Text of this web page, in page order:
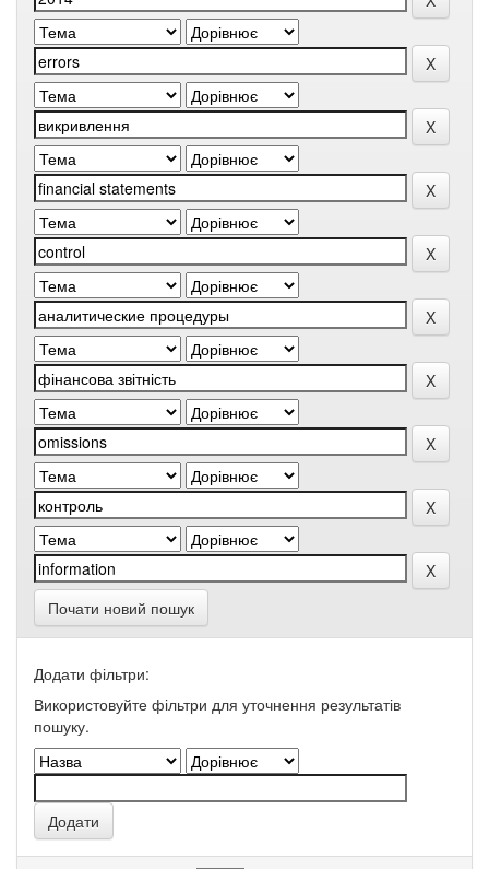
Почати новий пошук
Додати фільтри:
Використовуйте фільтри для уточнення результатів
пошуку.